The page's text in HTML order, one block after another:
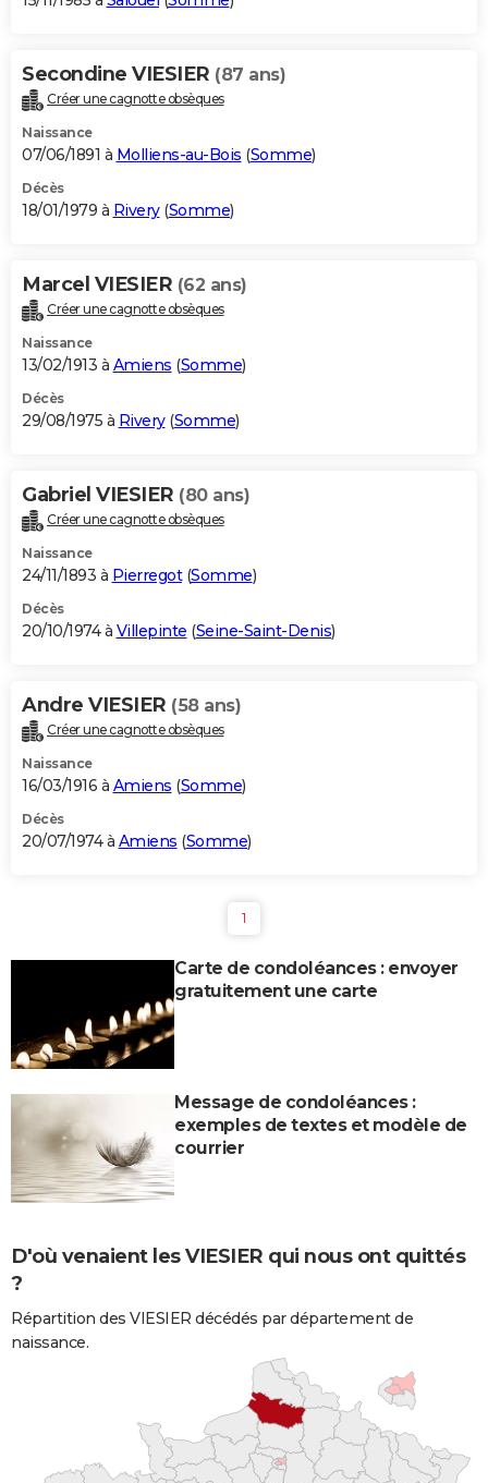
Secondine VIESIER (87 ans)
Créer une cagnotte obsèques
Naissance
07/06/1891 à Molliens-au-Bois (Somme)
Décès
18/01/1979 à Rivery(Somme)
Marcel VIESIER (62 ans)
Créer une cagnotte obsèques
Naissance
13/02/1913 à Amiens (Somme)
Décès
29/08/1975 à Rivery(Somme)
Gabriel VIESIER (80 ans)
Créer une cagnotte obsèques
Naissance
24/11/1893 à Pierregot(Somme)
Décès
20/10/1974 à Villepinte (Seine-Saint-Denis)
Andre VIESIER (58 ans)
Créer une cagnotte obsèques
Naissance
16/03/1916 à Amiens (Somme)
Décès
20/07/1974 à Amiens (Somme)
1
Carte de condoléances : envoyer
gratuitement une carte
Message de condoléances :
exemples de textes et modèle de
courrier
D'où venaient les VIESIER qui nous ont quittés
?
Répartition des VIESIER décédés par département de
naissance.